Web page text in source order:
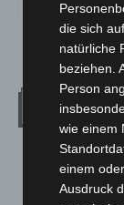
Überwiegend
die sich
natürliche
beziehen.
Person
wie einem
einem
Ausdruck